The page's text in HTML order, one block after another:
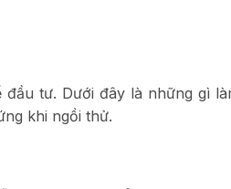
tư. Dưới đây là những gì
khi ngồi thử.